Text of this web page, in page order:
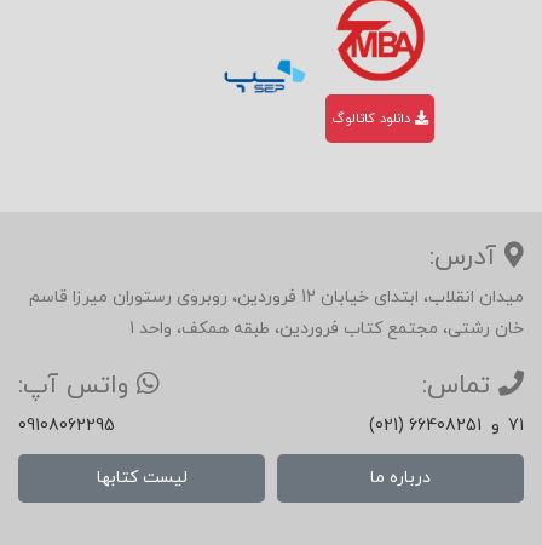
دانلود کاتالوگ
آدرس:
میدان انقلاب، ابتدای خیابان 12 فروردین، روبروی رستوران میرزا قاسم
خان رشتی، مجتمع کتاب فروردین، طبقه همکف، واحد 1
تماس:
(021) 66408251 و 71
واتس آپ:
09108062295
درباره ما لیست کتابها